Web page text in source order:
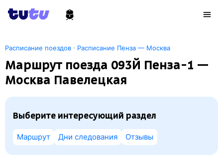
Расписание поездов · Расписание Пенза — Москва
Маршрут поезда 093Й Пенза-1 —
Москва Павелецкая
Выберите интересующий раздел
Маршрут Дни следования Отзывы